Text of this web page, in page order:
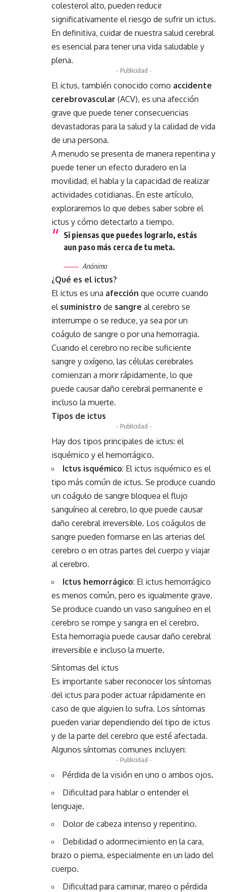
colesterol alto, pueden reducir
significativamente el riesgo de sufrir un ictus.
En definitiva, cuidar de nuestra salud cerebral
es esencial para tener una vida saludable y
plena.
- Publicidad -
El ictus, también conocido como accidente
cerebrovascular (ACV), es una afección
grave que puede tener consecuencias
devastadoras para la salud y la calidad de vida
de una persona.
A menudo se presenta de manera repentina y
puede tener un efecto duradero en la
movilidad, el habla y la capacidad de realizar
actividades cotidianas. En este artículo,
exploraremos lo que debes saber sobre el
ictus y cómo detectarlo a tiempo.
Si piensas que puedes lograrlo, estás
aun paso más cerca de tu meta.
Anónimo
¿Qué es el ictus?
El ictus es una afección que ocurre cuando
el suministro de sangre al cerebro se
interrumpe o se reduce, ya sea por un
coágulo de sangre o por una hemorragia.
Cuando el cerebro no recibe suficiente
sangre y oxígeno, las células cerebrales
comienzan a morir rápidamente, lo que
puede causar daño cerebral permanente e
incluso la muerte.
Tipos de ictus
- Publicidad -
Hay dos tipos principales de ictus: el
isquémico y el hemorrágico.
Ictus isquémico: El ictus isquémico es el
tipo más común de ictus. Se produce cuando
un coágulo de sangre bloquea el flujo
sanguíneo al cerebro, lo que puede causar
daño cerebral irreversible. Los coágulos de
sangre pueden formarse en las arterias del
cerebro o en otras partes del cuerpo y viajar
al cerebro.
Ictus hemorrágico: El ictus hemorrágico
es menos común, pero es igualmente grave.
Se produce cuando un vaso sanguíneo en el
cerebro se rompe y sangra en el cerebro.
Esta hemorragia puede causar daño cerebral
irreversible e incluso la muerte.
Síntomas del ictus
Es importante saber reconocer los síntomas
del ictus para poder actuar rápidamente en
caso de que alguien lo sufra. Los síntomas
pueden variar dependiendo del tipo de ictus
y de la parte del cerebro que esté afectada.
Algunos síntomas comunes incluyen:
- Publicidad -
Pérdida de la visión en uno o ambos ojos.
Dificultad para hablar o entender el
lenguaje.
Dolor de cabeza intenso y repentino.
Debilidad o adormecimiento en la cara,
brazo o pierna, especialmente en un lado del
cuerpo.
Dificultad para caminar, mareo o pérdida